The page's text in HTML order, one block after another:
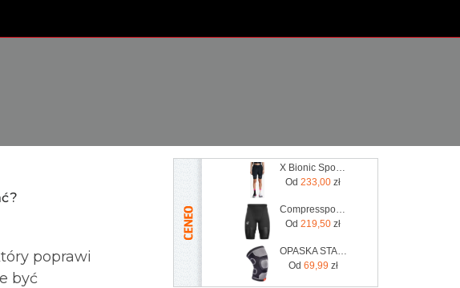
poprawi
być
X Bionic Spodenki Do Biegania Damskie X Bionic Xceed Run Short Tights Black/Rhino Grey
Od 233,00 zł
Compressport Kompresyjne Trail Under Control Short
Od 219,50 zł
OPASKA STABILIZUJĄCA KOLANO L /ADIDAS
Od 69,99 zł